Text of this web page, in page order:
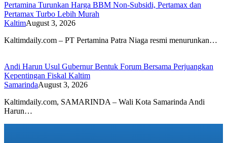
Pertamina Turunkan Harga BBM Non-Subsidi, Pertamax dan
Pertamax Turbo Lebih Murah
KaltimAugust 3, 2026
Kaltimdaily.com – PT Pertamina Patra Niaga resmi menurunkan…
Andi Harun Usul Gubernur Bentuk Forum Bersama Perjuangkan
Kepentingan Fiskal Kaltim
SamarindaAugust 3, 2026
Kaltimdaily.com, SAMARINDA – Wali Kota Samarinda Andi
Harun…